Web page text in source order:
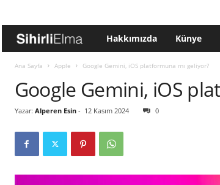
i
h
l
Hakkımızda Künye
Ana Sayfa Apple Google Gemini, iOS platformuna mı geliyor?
Google Gemini, iOS
Yazar: Alperen Esin- 12 Kasım 2024 0